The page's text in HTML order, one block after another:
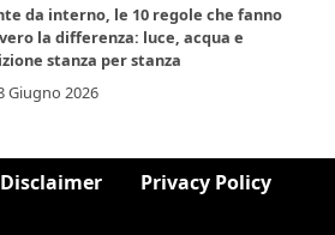
da interno, le 10 regole che fanno
la differenza: luce, acqua e
stanza per stanza
Giugno 2026
Disclaimer Privacy Policy